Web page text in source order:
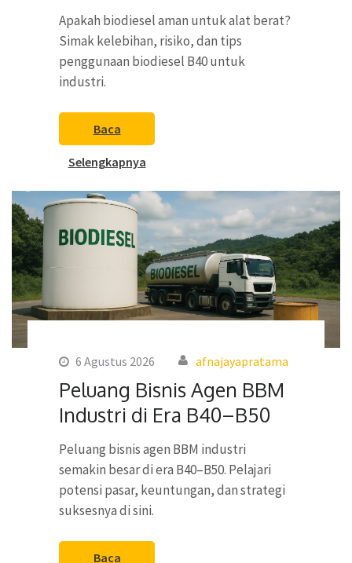
Apakah biodiesel aman untuk alat berat?
Simak kelebihan, risiko, dan tips
penggunaan biodiesel B40 untuk
industri.
Baca
Selengkapnya
6 Agustus 2026 afnajayapratama
Peluang Bisnis Agen BBM
Industri di Era B40–B50
Peluang bisnis agen BBM industri
semakin besar di era B40–B50. Pelajari
potensi pasar, keuntungan, dan strategi
suksesnya di sini.
Baca